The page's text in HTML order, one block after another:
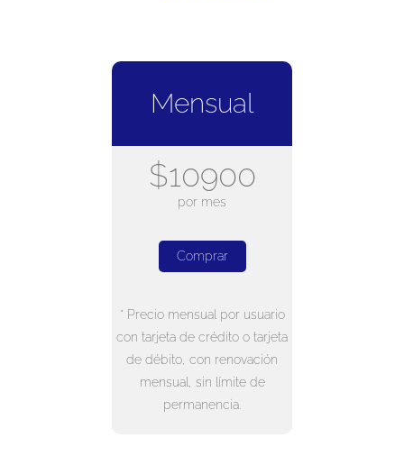
Mensual
$10900
por mes
Comprar
* Precio mensual por usuario
con tarjeta de crédito o tarjeta
de débito, con renovación
mensual, sin límite de
permanencia.